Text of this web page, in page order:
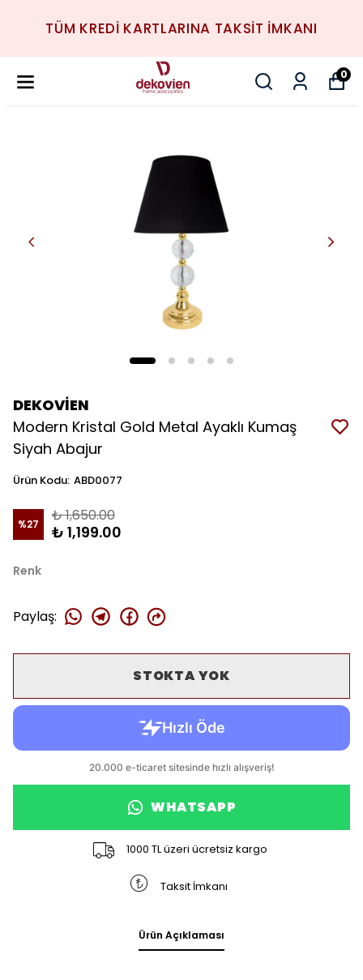
TÜM KREDİ KARTLARINA TAKSİT İMKANI
0
DEKOVİEN
Modern Kristal Gold Metal Ayaklı Kumaş
Siyah Abajur
Ürün Kodu: ABD0077
%27 ₺ 1,650.00
₺ 1,199.00
Renk
Paylaş:
STOKTA YOK
WHATSAPP
1000 TL üzeri ücretsiz kargo
Taksit İmkanı
Ürün Açıklaması